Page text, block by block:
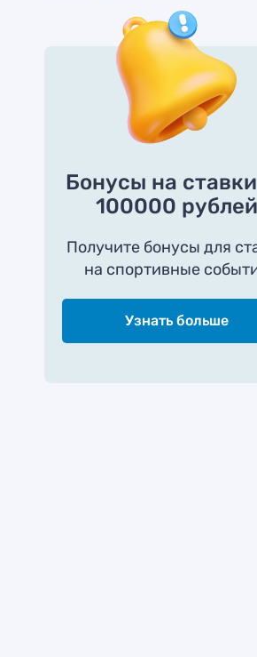
Бонусы на
100000 рублей
Получите бонусы для
на спортивные
Узнать больше